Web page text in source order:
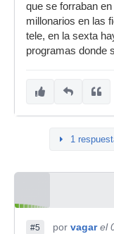
que se forraban
millonarios en las
tele, en la sexta
programas donde
1
#5 por vagar el